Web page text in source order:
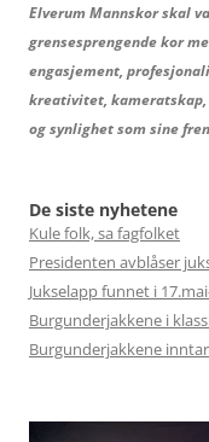
Elverum Mannskor skal
grensesprengende kor
engasjement,
kreativitet,
og synlighet som sine
De siste nyhetene
Kule folk, sa fagfolket
Presidenten avblåser
Jukselapp funnet i
Burgunderjakkene i
Burgunderjakkene